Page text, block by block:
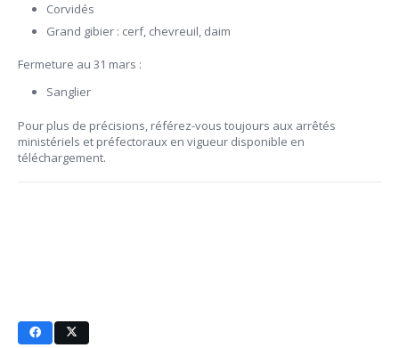
Corvidés
Grand gibier : cerf, chevreuil, daim
Fermeture au 31 mars :
Sanglier
Pour plus de précisions, référez-vous toujours aux arrêtés
ministériels et préfectoraux en vigueur disponible en
téléchargement.